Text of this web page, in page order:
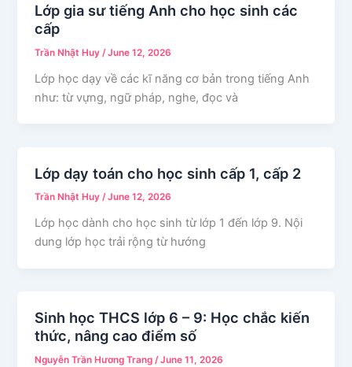
Lớp gia sư tiếng Anh cho học sinh các
cấp
Trần Nhật Huy /June 12, 2026
Lớp học dạy về các kĩ năng cơ bản trong tiếng Anh
như: từ vựng, ngữ pháp, nghe, đọc và
Lớp dạy toán cho học sinh cấp 1, cấp 2
Trần Nhật Huy/June 12, 2026
Lớp học dành cho học sinh từ lớp 1 đến lớp 9. Nội
dung lớp học trải rộng từ hướng
Sinh học THCS lớp 6 – 9: Học chắc kiến
thức, nâng cao điểm số
Nguyễn Trần Hương Trang/June 11, 2026